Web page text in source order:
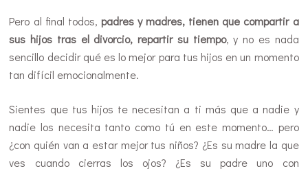
Pero al final todos, padres y madres, tienen que compartir a
sus hijos tras el divorcio, repartir su tiempo, y no es nada
sencillo decidir qué es lo mejor para tus hijos en un momento
tan difícil emocionalmente.
Sientes que tus hijos te necesitan a ti más que a nadie y
nadie los necesita tanto como tú en este momento… pero
¿con quién van a estar mejor tus niños? ¿Es su madre la que
ves cuando cierras los ojos? ¿Es su padre uno con